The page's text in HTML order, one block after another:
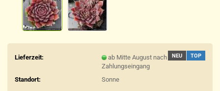
NEU TOP
Lieferzeit:
ab Mitte August nach
Zahlungseingang
Standort:
Sonne